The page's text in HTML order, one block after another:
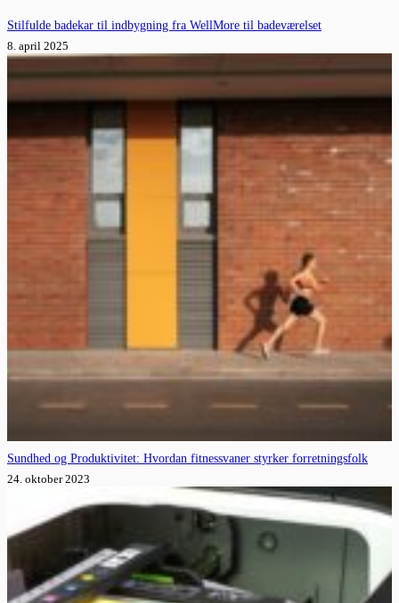
Stilfulde badekar til indbygning fra WellMore til badeværelset
8. april 2025
Sundhed og Produktivitet: Hvordan fitnessvaner styrker forretningsfolk
24. oktober 2023